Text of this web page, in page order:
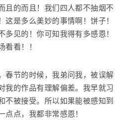
且的而且！我们四人都不抽烟不
是多么美妙的事情啊！饼子！
见的！你可知我得有多感恩！
看！！
春节的时候，我弟问我，被误解
我的作品有理解偏差。我早就习
不被接受。所以如果能被感知到
点，我都非常感恩！